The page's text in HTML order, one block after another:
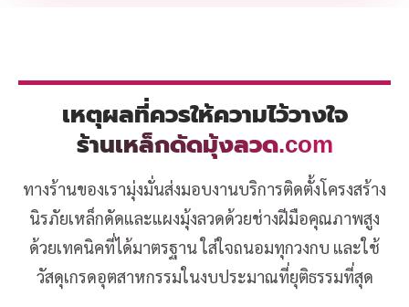
เหตุผลที่ควรให้ความไว้วางใจ
ร้านเหล็กดัดมุ้งลวด.com
ทางร้านของเรามุ่งมั่นส่งมอบงานบริการติดตั้งโครงสร้าง
นิรภัยเหล็กดัดและแผงมุ้งลวดด้วยช่างฝีมือคุณภาพสูง
ด้วยเทคนิคที่ได้มาตรฐาน ใส่ใจถนอมทุกวงกบ และใช้
วัสดุเกรดอุตสาหกรรมในงบประมาณที่ยุติธรรมที่สุด